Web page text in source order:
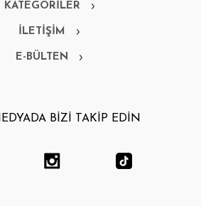
KATEGORİLER
İLETİŞİM
E-BÜLTEN
BİZİ TAKİP EDİN